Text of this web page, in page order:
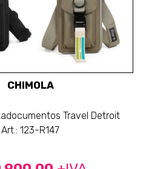
CHIMOLA
Travel Detroit
Art.: 123-R147